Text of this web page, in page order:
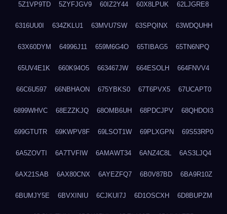
5Z1VP9TD 5ZYFJGV9 60IZ2Y44 60X8LPUK 62LJGRE8
6316UU0I 634ZKLU1 63MVU7SW 63SPQINX 63WDQUHH
63X60DYM 64996J11 659M6G4O 65TIBAG5 65TN6NPQ
65UV4E1K 660K94O5 663467JW 664ESOLH 664FNVV4
66C6U597 66NBHAON 675YBKS0 67T6PVX5 67UCAPT0
6899WHVC 68EZZKJQ 68OMB6UH 68PDCJPV 68QHDOI3
699GTUTR 69KWPV8F 69LSOT1W 69PLXGPN 69S53RP0
6A5ZOVTI 6A7TVFIW 6AMAWT34 6ANZ4C8L 6AS3LJQ4
6AX21SAB 6AX80CNX 6AYEZFQ7 6B0V87BD 6BA9R10Z
6BUMJY5E 6BVXINIU 6CJKUI7J 6D1OSCXH 6D8BUPZM